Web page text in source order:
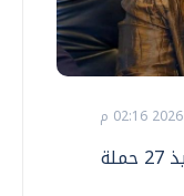
وزيرة التنمية المحلية والبيئة: تنفيذ 27 حملة